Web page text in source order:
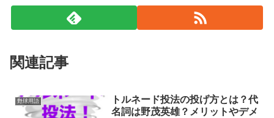
関連記事
野球用語
トルネード投法の投げ方とは？代
名詞は野茂英雄？メリットやデメ